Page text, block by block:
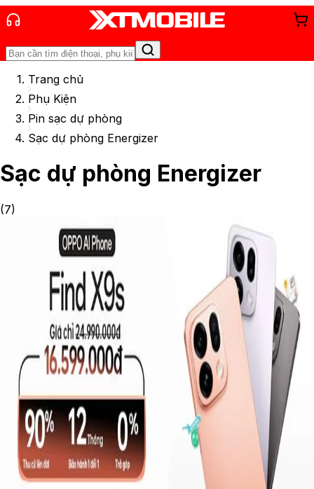
Trang chủ
Phụ Kiện
Pin sạc dự phòng
Sạc dự phòng Energizer
Sạc dự phòng Energizer
(7)